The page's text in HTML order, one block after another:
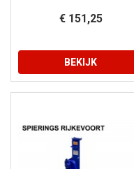
€ 151,25
BEKIJK